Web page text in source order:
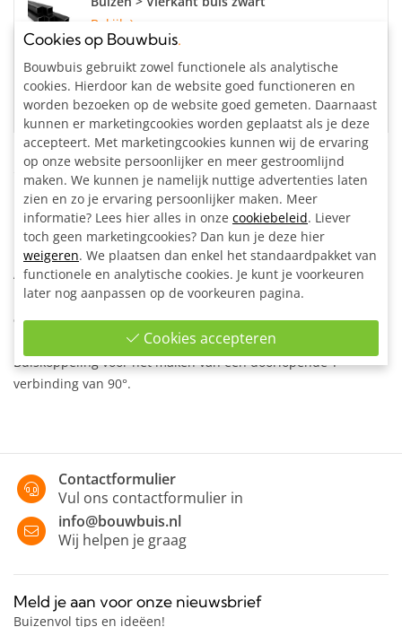
Bekijk
Buizen > Vierkant buis aluminium
Bekijk
Specificaties
Buisdiameter:
25 x 25 mm
Materiaal:
Staal, gegalvaniseerd
Kleur:
Grijs
Artikelnummer:
204305
Omschrijving
Buiskoppeling voor het maken van een doorlopende T-
verbinding van 90°.
Contactformulier
Vul ons contactformulier in
info@bouwbuis.nl
Wij helpen je graag
Meld je aan voor onze nieuwsbrief
Buizenvol tips en ideëen!
Cookies op Bouwbuis.
Bouwbuis gebruikt zowel functionele als analytische
cookies. Hierdoor kan de website goed functioneren en
worden bezoeken op de website goed gemeten. Daarnaast
kunnen er marketingcookies worden geplaatst als je deze
accepteert. Met marketingcookies kunnen wij de ervaring
op onze website persoonlijker en meer gestroomlijnd
maken. We kunnen je namelijk nuttige advertenties laten
zien en zo je ervaring persoonlijker maken. Meer
informatie? Lees hier alles in onze cookiebeleid. Liever
toch geen marketingcookies? Dan kun je deze hier
weigeren. We plaatsen dan enkel het standaardpakket van
functionele en analytische cookies. Je kunt je voorkeuren
later nog aanpassen op de voorkeuren pagina.
Cookies accepteren